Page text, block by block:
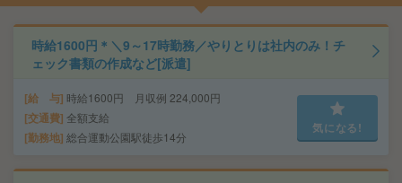
時給1600円＊＼9～17時勤務／やりとりは社内のみ！チ
ェック書類の作成など[派遣]
給 与 時給1600円 月収例 224,000円
交通費 全額支給
勤務地 総合運動公園駅徒歩14分
気になる!